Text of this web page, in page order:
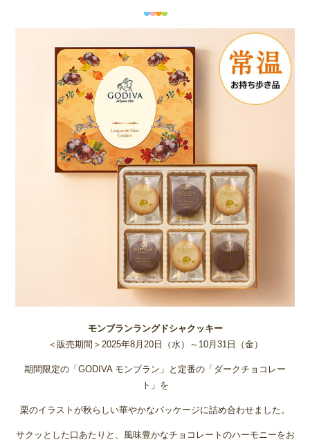
モンブランラングドシャクッキー
＜販売期間＞2025年8月20日（水）～10月31日（金）
期間限定の「GODIVA モンブラン」と定番の「ダークチョコレー
ト」を
栗のイラストが秋らしい華やかなパッケージに詰め合わせました。
サクッとした口あたりと、風味豊かなチョコレートのハーモニーをお